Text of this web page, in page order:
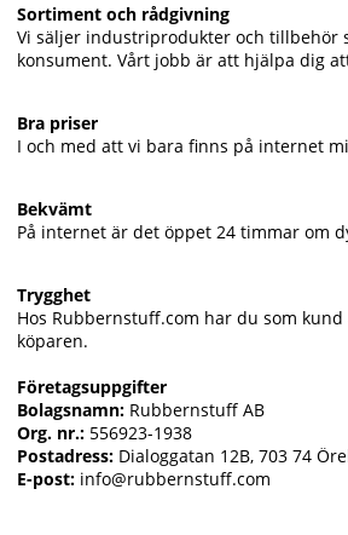
Sortiment och rådgivning
Vi säljer industriprodukter och tillbehör
konsument. Vårt jobb är att hjälpa dig
Bra priser
I och med att vi bara finns på internet
Bekvämt
På internet är det öppet 24 timmar om
Trygghet
Hos Rubbernstuff.com har du som
köparen.
Företagsuppgifter
Bolagsnamn: Rubbernstuff AB
Org. nr.: 556923-1938
Postadress: Dialoggatan 12B, 703 74
E-post: info@rubbernstuff.com